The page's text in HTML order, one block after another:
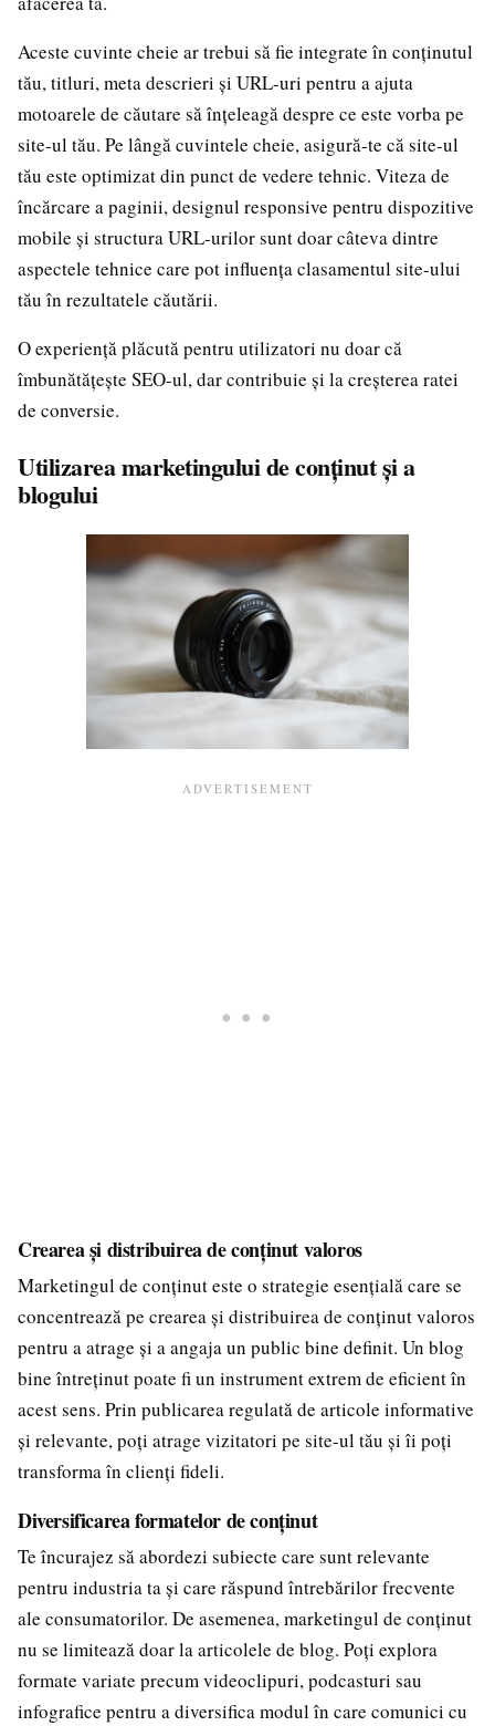
Aceste cuvinte cheie ar trebui să fie integrate în conținutul
tău, titluri, meta descrieri și URL-uri pentru a ajuta
motoarele de căutare să înțeleagă despre ce este vorba pe
site-ul tău. Pe lângă cuvintele cheie, asigură-te că site-ul
tău este optimizat din punct de vedere tehnic. Viteza de
încărcare a paginii, designul responsive pentru dispozitive
mobile și structura URL-urilor sunt doar câteva dintre
aspectele tehnice care pot influența clasamentul site-ului
tău în rezultatele căutării.
O experiență plăcută pentru utilizatori nu doar că
îmbunătățește SEO-ul, dar contribuie și la creșterea ratei
de conversie.
Utilizarea marketingului de conținut și a
blogului
Crearea și distribuirea de conținut valoros
Marketingul de conținut este o strategie esențială care se
concentrează pe crearea și distribuirea de conținut valoros
pentru a atrage și a angaja un public bine definit. Un blog
bine întreținut poate fi un instrument extrem de eficient în
acest sens. Prin publicarea regulată de articole informative
și relevante, poți atrage vizitatori pe site-ul tău și îi poți
transforma în clienți fideli.
Diversificarea formatelor de conținut
Te încurajez să abordezi subiecte care sunt relevante
pentru industria ta și care răspund întrebărilor frecvente
ale consumatorilor. De asemenea, marketingul de conținut
nu se limitează doar la articolele de blog. Poți explora
formate variate precum videoclipuri, podcasturi sau
infografice pentru a diversifica modul în care comunici cu